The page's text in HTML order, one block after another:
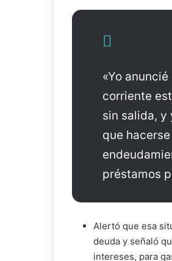
«Yo
corriente
sin salida, y
que
préstamos
Alertó que esa
deuda y señaló
intereses, para